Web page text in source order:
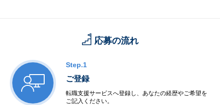
応募の流れ
Step.1
ご登録
転職支援サービスへ登録し、あなたの経歴やご希望を
ご記入ください。